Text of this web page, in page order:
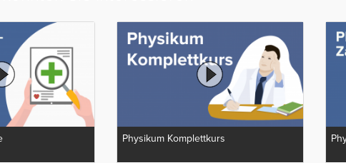
Physikum Komplettkurs